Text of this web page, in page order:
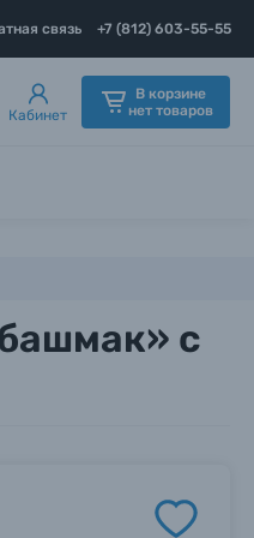
связь +7 (812) 603-55-55
Кабинет
В корзине
нет товаров
с